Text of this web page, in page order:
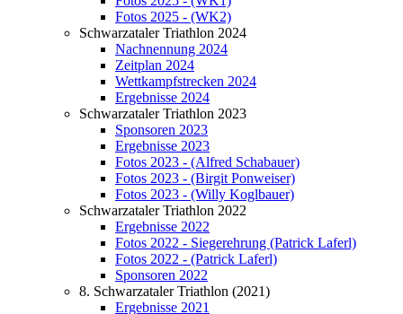
Fotos 2025 - (WK2)
Schwarzataler Triathlon 2024
Nachnennung 2024
Zeitplan 2024
Wettkampfstrecken 2024
Ergebnisse 2024
Schwarzataler Triathlon 2023
Sponsoren 2023
Ergebnisse 2023
Fotos 2023 - (Alfred Schabauer)
Fotos 2023 - (Birgit Ponweiser)
Fotos 2023 - (Willy Koglbauer)
Schwarzataler Triathlon 2022
Ergebnisse 2022
Fotos 2022 - Siegerehrung (Patrick Laferl)
Fotos 2022 - (Patrick Laferl)
Sponsoren 2022
8. Schwarzataler Triathlon (2021)
Ergebnisse 2021